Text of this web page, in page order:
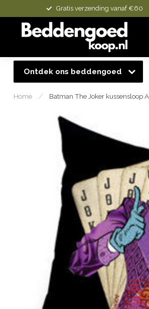
Gratis verzending vanaf €60
Ontdek ons beddengoed
Home / Batman The Joker kussensloop